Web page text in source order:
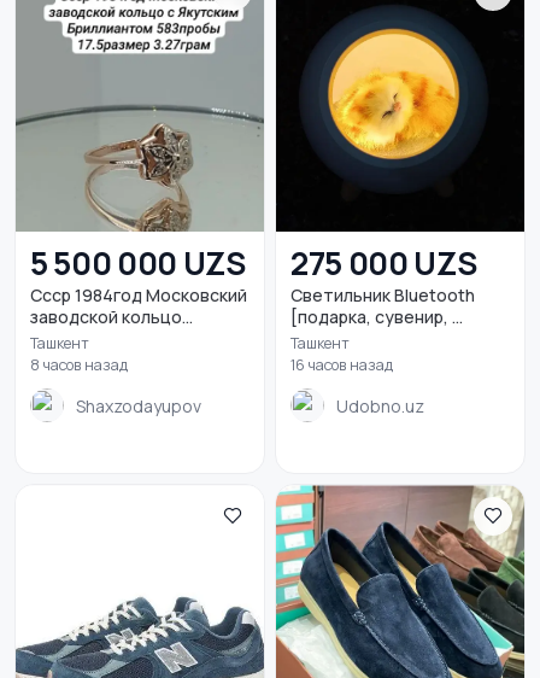
5 500 000 UZS
Cccр 1984год Московский
заводской кольцо...
Ташкент
8 часов назад
Shaxzodayupov
275 000 UZS
Светильник Bluetooth
[подарка, сувенир, ...
Ташкент
16 часов назад
Udobno.uz